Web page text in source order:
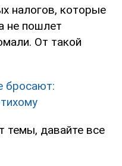
налогов, которые
не пошлет
От такой
бросают:
темы, давайте все